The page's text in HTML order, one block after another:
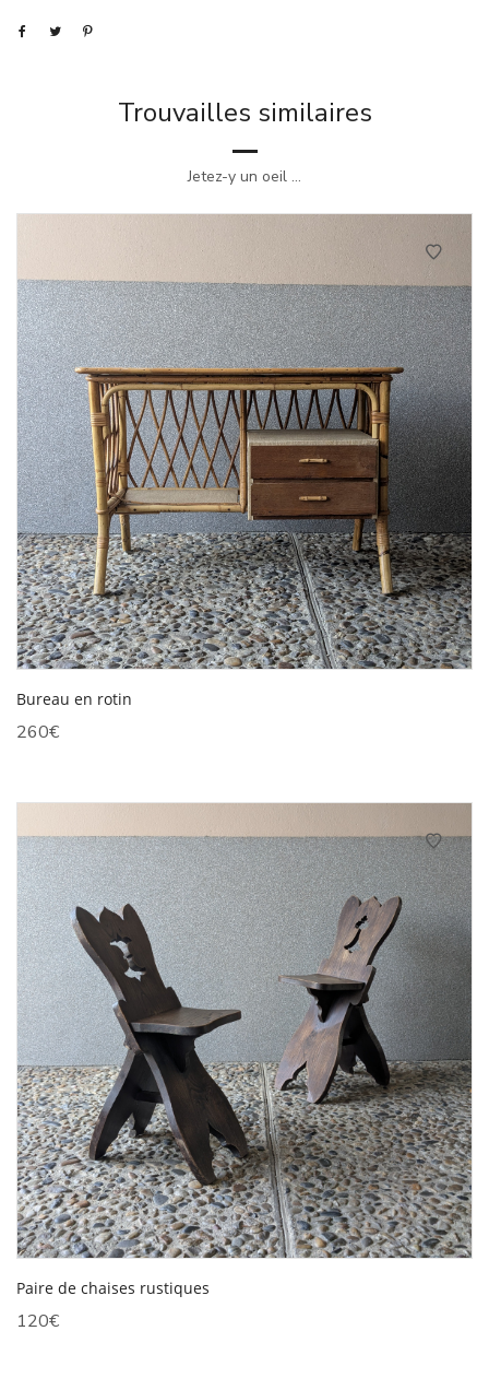
Trouvailles similaires
Jetez-y un oeil ...
Bureau en rotin
260€
Paire de chaises rustiques
120€